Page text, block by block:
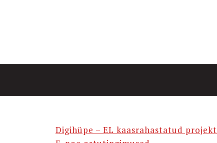
Digihüpe – EL kaasrahastatud projekt